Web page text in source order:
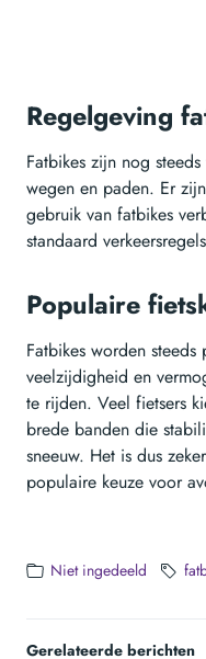
Regelgeving
Fatbikes zijn nog
wegen en paden. Er
gebruik van fatbikes
standaard
Populaire
Fatbikes worden
veelzijdigheid en
te rijden. Veel fietsers
brede banden die
sneeuw. Het is dus
populaire keuze voor
Niet ingedeeld
Gerelateerde berichten